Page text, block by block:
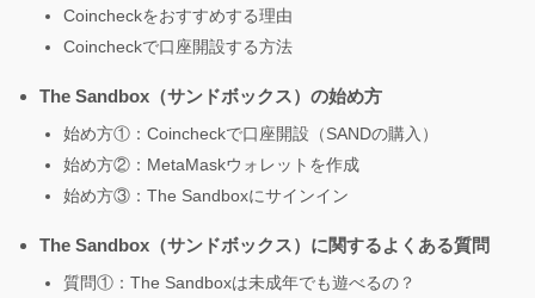
Coincheckをおすすめする理由
Coincheckで口座開設する方法
The Sandbox（サンドボックス）の始め方
始め方①：Coincheckで口座開設（SANDの購入）
始め方②：MetaMaskウォレットを作成
始め方③：The Sandboxにサインイン
The Sandbox（サンドボックス）に関するよくある質問
質問①：The Sandboxは未成年でも遊べるの？